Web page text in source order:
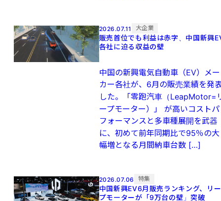
2026.07.11 大企業
販売首位でも利益は赤字、中国新興
各社に迫る収益の壁
中国の新興電気自動車（EV）メー
カー各社が、6月の販売業績を発
した。「零跑汽車（LeapMotor=
ープモーター）」 が高いコストパ
フォーマンスと多車種展開を武器
に、初めて前年同期比で95％の大
幅増となる月間納車台数 […]
2026.07.06 特集
中国新興EV6月販売ランキング、リー
プモーターが「9万台の壁」突破